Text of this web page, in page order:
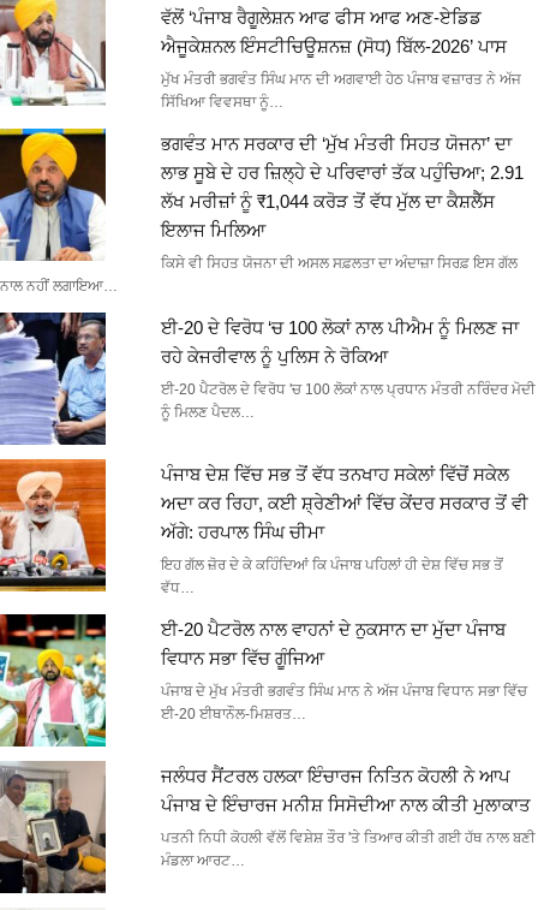
ਵੱਲੋਂ ‘ਪੰਜਾਬ ਰੈਗੂਲੇਸ਼ਨ ਆਫ ਫੀਸ ਆਫ ਅਣ-ਏਡਿਡ
ਐਜੂਕੇਸ਼ਨਲ ਇੰਸਟੀਚਿਊਸ਼ਨਜ਼ (ਸੋਧ) ਬਿੱਲ-2026’ ਪਾਸ
ਮੁੱਖ ਮੰਤਰੀ ਭਗਵੰਤ ਸਿੰਘ ਮਾਨ ਦੀ ਅਗਵਾਈ ਹੇਠ ਪੰਜਾਬ ਵਜ਼ਾਰਤ ਨੇ ਅੱਜ
ਸਿੱਖਿਆ ਵਿਵਸਥਾ ਨੂੰ…
ਭਗਵੰਤ ਮਾਨ ਸਰਕਾਰ ਦੀ ‘ਮੁੱਖ ਮੰਤਰੀ ਸਿਹਤ ਯੋਜਨਾ’ ਦਾ
ਲਾਭ ਸੂਬੇ ਦੇ ਹਰ ਜ਼ਿਲ੍ਹੇ ਦੇ ਪਰਿਵਾਰਾਂ ਤੱਕ ਪਹੁੰਚਿਆ; 2.91
ਲੱਖ ਮਰੀਜ਼ਾਂ ਨੂੰ ₹1,044 ਕਰੋੜ ਤੋਂ ਵੱਧ ਮੁੱਲ ਦਾ ਕੈਸ਼ਲੈੱਸ
ਇਲਾਜ ਮਿਲਿਆ
ਕਿਸੇ ਵੀ ਸਿਹਤ ਯੋਜਨਾ ਦੀ ਅਸਲ ਸਫ਼ਲਤਾ ਦਾ ਅੰਦਾਜ਼ਾ ਸਿਰਫ਼ ਇਸ ਗੱਲ
ਨਾਲ ਨਹੀਂ ਲਗਾਇਆ…
ਈ-20 ਦੇ ਵਿਰੋਧ ‘ਚ 100 ਲੋਕਾਂ ਨਾਲ ਪੀਐਮ ਨੂੰ ਮਿਲਣ ਜਾ
ਰਹੇ ਕੇਜਰੀਵਾਲ ਨੂੰ ਪੁਲਿਸ ਨੇ ਰੋਕਿਆ
ਈ-20 ਪੈਟਰੋਲ ਦੇ ਵਿਰੋਧ 'ਚ 100 ਲੋਕਾਂ ਨਾਲ ਪ੍ਰਧਾਨ ਮੰਤਰੀ ਨਰਿੰਦਰ ਮੋਦੀ
ਨੂੰ ਮਿਲਣ ਪੈਦਲ…
ਪੰਜਾਬ ਦੇਸ਼ ਵਿੱਚ ਸਭ ਤੋਂ ਵੱਧ ਤਨਖਾਹ ਸਕੇਲਾਂ ਵਿੱਚੋਂ ਸਕੇਲ
ਅਦਾ ਕਰ ਰਿਹਾ, ਕਈ ਸ਼੍ਰੇਣੀਆਂ ਵਿੱਚ ਕੇਂਦਰ ਸਰਕਾਰ ਤੋਂ ਵੀ
ਅੱਗੇ: ਹਰਪਾਲ ਸਿੰਘ ਚੀਮਾ
ਇਹ ਗੱਲ ਜ਼ੋਰ ਦੇ ਕੇ ਕਹਿੰਦਿਆਂ ਕਿ ਪੰਜਾਬ ਪਹਿਲਾਂ ਹੀ ਦੇਸ਼ ਵਿੱਚ ਸਭ ਤੋਂ
ਵੱਧ…
ਈ-20 ਪੈਟਰੋਲ ਨਾਲ ਵਾਹਨਾਂ ਦੇ ਨੁਕਸਾਨ ਦਾ ਮੁੱਦਾ ਪੰਜਾਬ
ਵਿਧਾਨ ਸਭਾ ਵਿੱਚ ਗੂੰਜਿਆ
ਪੰਜਾਬ ਦੇ ਮੁੱਖ ਮੰਤਰੀ ਭਗਵੰਤ ਸਿੰਘ ਮਾਨ ਨੇ ਅੱਜ ਪੰਜਾਬ ਵਿਧਾਨ ਸਭਾ ਵਿੱਚ
ਈ-20 ਈਥਾਨੌਲ-ਮਿਸ਼ਰਤ…
ਜਲੰਧਰ ਸੈਂਟਰਲ ਹਲਕਾ ਇੰਚਾਰਜ ਨਿਤਿਨ ਕੋਹਲੀ ਨੇ ਆਪ
ਪੰਜਾਬ ਦੇ ਇੰਚਾਰਜ ਮਨੀਸ਼ ਸਿਸੋਦੀਆ ਨਾਲ ਕੀਤੀ ਮੁਲਾਕਾਤ
ਪਤਨੀ ਨਿਧੀ ਕੋਹਲੀ ਵੱਲੋਂ ਵਿਸ਼ੇਸ਼ ਤੌਰ 'ਤੇ ਤਿਆਰ ਕੀਤੀ ਗਈ ਹੱਥ ਨਾਲ ਬਣੀ
ਮੰਡਲਾ ਆਰਟ…